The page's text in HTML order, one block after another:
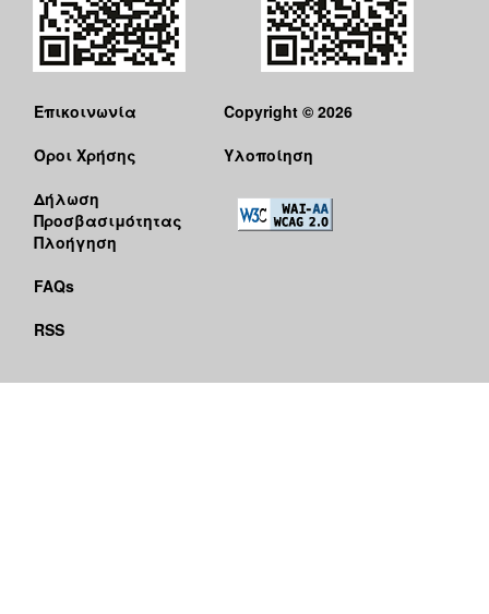
Επικοινωνία
Όροι Χρήσης
Δήλωση
Προσβασιμότητας
Πλοήγηση
FAQs
RSS
Copyright © 2026
Υλοποίηση